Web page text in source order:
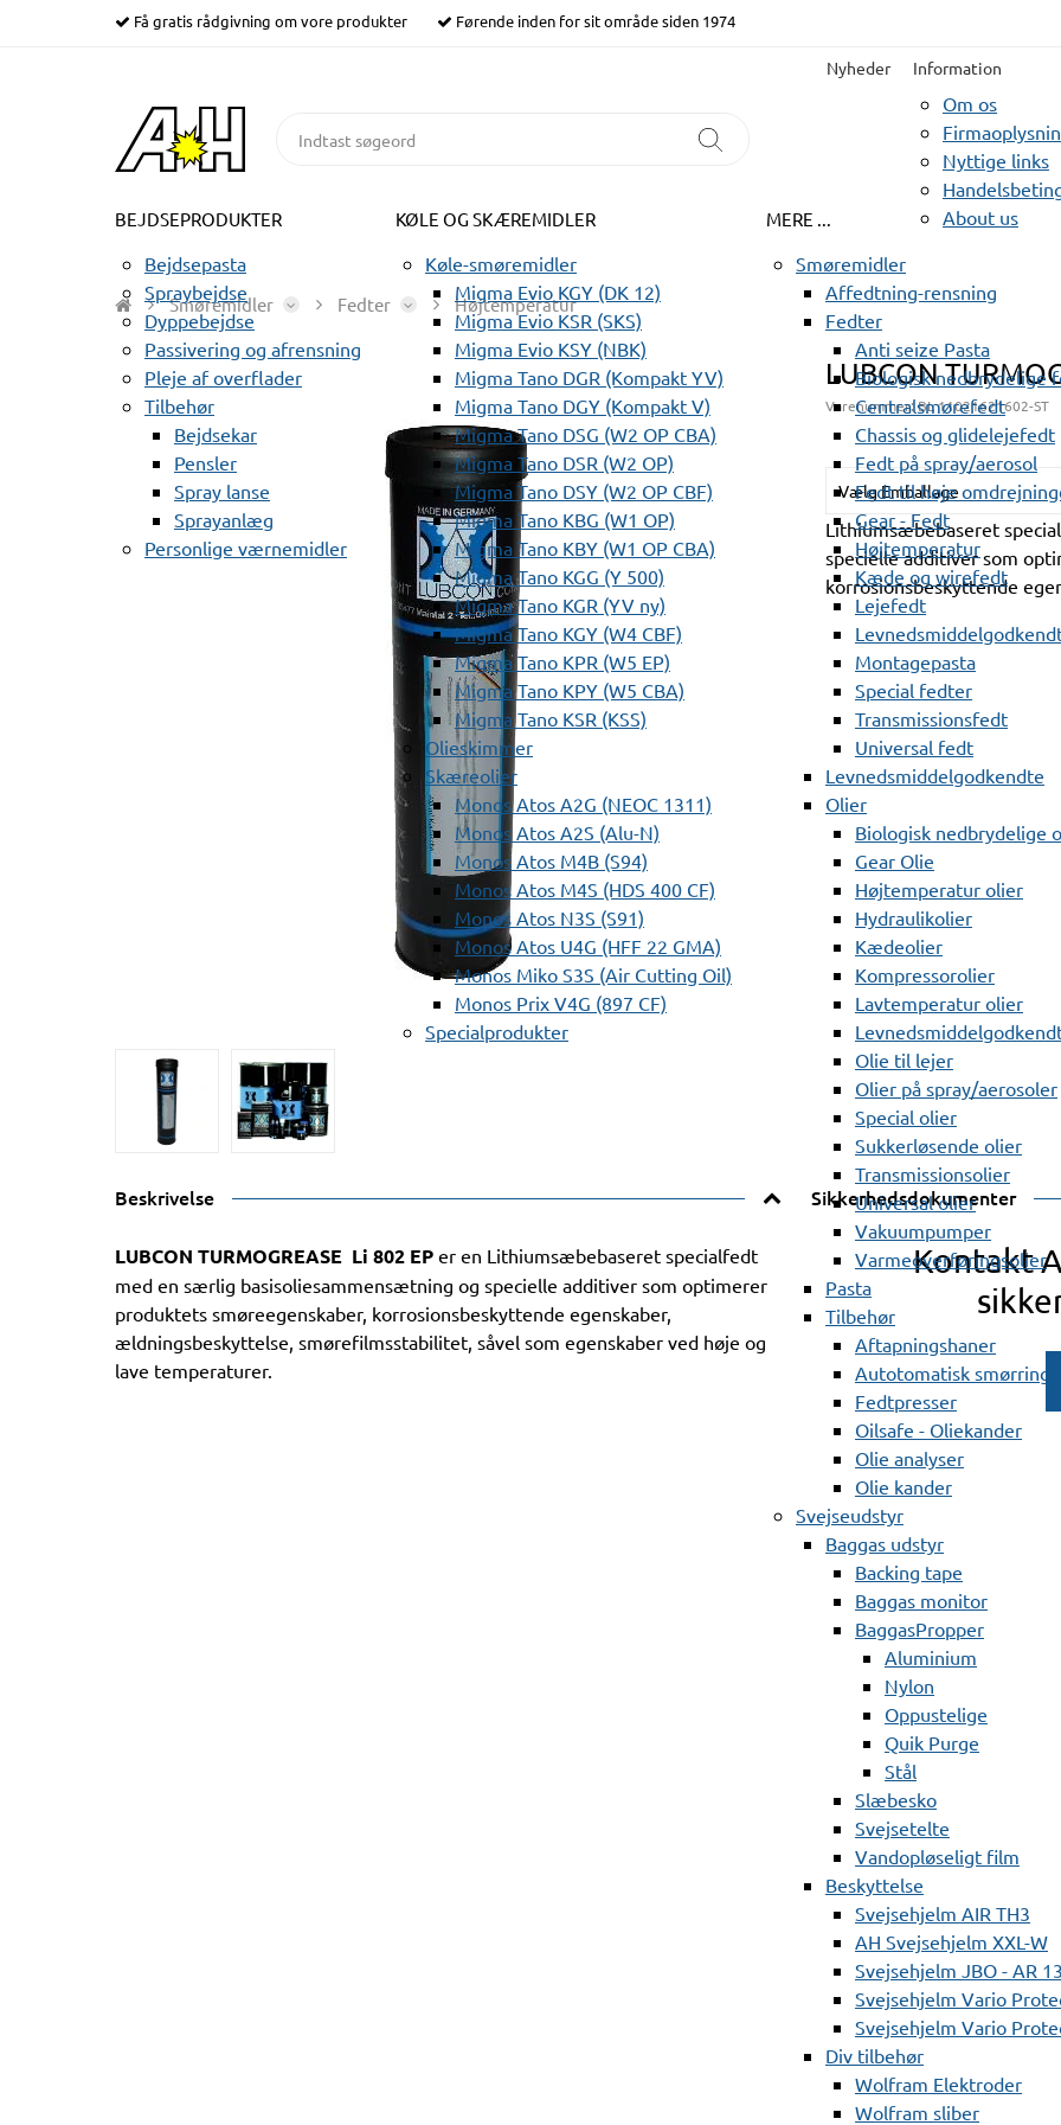
Få gratis rådgivning om vore produkter Førende inden for sit område siden 1974
Nyheder Information
Om os
Nyttige links
About us
BEJDSEPRODUKTER
Bejdsepasta
Spraybejdse
Dyppebejdse
Passivering og afrensning
Pleje af overflader
Tilbehør
Bejdsekar
Pensler
Spray lanse
Sprayanlæg
Personlige værnemidler
KØLE OG SKÆREMIDLER
Køle-smøremidler
Migma Evio KGY (DK 12)
Migma Evio KSR (SKS)
Migma Evio KSY (NBK)
Migma Tano DGR (Kompakt YV)
Migma Tano DGY (Kompakt V)
Migma Tano DSG (W2 OP CBA)
Migma Tano DSR (W2 OP)
Migma Tano DSY (W2 OP CBF)
Migma Tano KBG (W1 OP)
Migma Tano KBY (W1 OP CBA)
Migma Tano KGG (Y 500)
Migma Tano KGR (YV ny)
Migma Tano KGY (W4 CBF)
Migma Tano KPR (W5 EP)
Migma Tano KPY (W5 CBA)
Migma Tano KSR (KSS)
Olieskimmer
Skæreolier
Monos Atos A2G (NEOC 1311)
Monos Atos A2S (Alu-N)
Monos Atos M4B (S94)
Monos Atos M4S (HDS 400 CF)
Monos Atos N3S (S91)
Monos Atos U4G (HFF 22 GMA)
Monos Miko S3S (Air Cutting Oil)
Monos Prix V4G (897 CF)
Specialprodukter
MERE ...
Smøremidler
Affedtning-rensning
Fedter
Anti seize Pasta
Biologisk nedbrydelige
Centralsmørefedt
Chassis og glidelejefedt
Fedt på spray/aerosol
Fedt til høje
Gear - Fedt
Højtemperatur
Kæde og wirefedt
Lejefedt
Montagepasta
Special fedter
Transmissionsfedt
Universal fedt
Levnedsmiddelgodkendte
Olier
Biologisk nedbrydelige
Gear Olie
Højtemperatur olier
Hydraulikolier
Kædeolier
Kompressorolier
Lavtemperatur olier
Olie til lejer
Olier på spray/aerosoler
Special olier
Sukkerløsende olier
Transmissionsolier
Universal olier
Vakuumpumper
Varmeoverføringsolier
Pasta
Tilbehør
Aftapningshaner
Autotomatisk smørring
Fedtpresser
Oilsafe - Oliekander
Olie analyser
Olie kander
Svejseudstyr
Baggas udstyr
Backing tape
Baggas monitor
BaggasPropper
Aluminium
Nylon
Oppustelige
Quik Purge
Stål
Slæbesko
Svejsetelte
Vandopløseligt film
Beskyttelse
Svejsehjelm AIR TH3
AH Svejsehjelm XXL-W
Svejsehjelm JBO - AR
Svejsehjelm Vario
Svejsehjelm Vario
Div tilbehør
Wolfram Elektroder
Wolfram sliber
Smøremidler Fedter Højtemperatur
LUBCON
Varenummer:BL 11021621602-ST
Vælg Emballage
Lithiumsæbebaseret
specielle additiver som
korrosionsbeskyttende
Beskrivelse
LUBCON TURMOGREASE Li 802 EP er en Lithiumsæbebaseret specialfedt
med en særlig basisoliesammensætning og specielle additiver som optimerer
produktets smøreegenskaber, korrosionsbeskyttende egenskaber,
ældningsbeskyttelse, smørefilmsstabilitet, såvel som egenskaber ved høje og
lave temperaturer.
Sikkerhedsdokumenter
Kontakt